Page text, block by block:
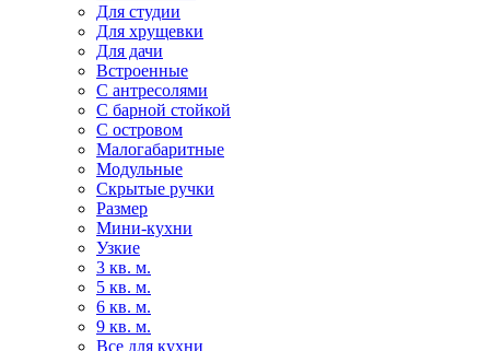
Для студии
Для хрущевки
Для дачи
Встроенные
С антресолями
С барной стойкой
С островом
Малогабаритные
Модульные
Скрытые ручки
Размер
Мини-кухни
Узкие
3 кв. м.
5 кв. м.
6 кв. м.
9 кв. м.
Все для кухни